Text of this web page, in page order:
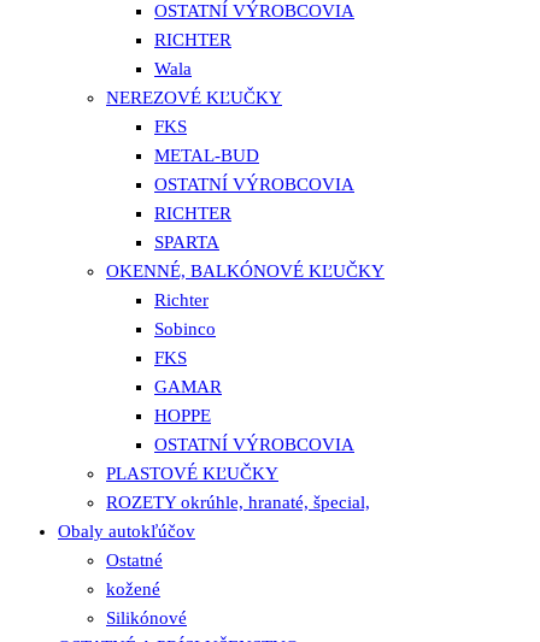
OSTATNÍ VÝROBCOVIA
RICHTER
Wala
NEREZOVÉ KĽUČKY
FKS
METAL-BUD
OSTATNÍ VÝROBCOVIA
RICHTER
SPARTA
OKENNÉ, BALKÓNOVÉ KĽUČKY
Richter
Sobinco
FKS
GAMAR
HOPPE
OSTATNÍ VÝROBCOVIA
PLASTOVÉ KĽUČKY
ROZETY okrúhle, hranaté, špecial,
Obaly autokľúčov
Ostatné
kožené
Silikónové